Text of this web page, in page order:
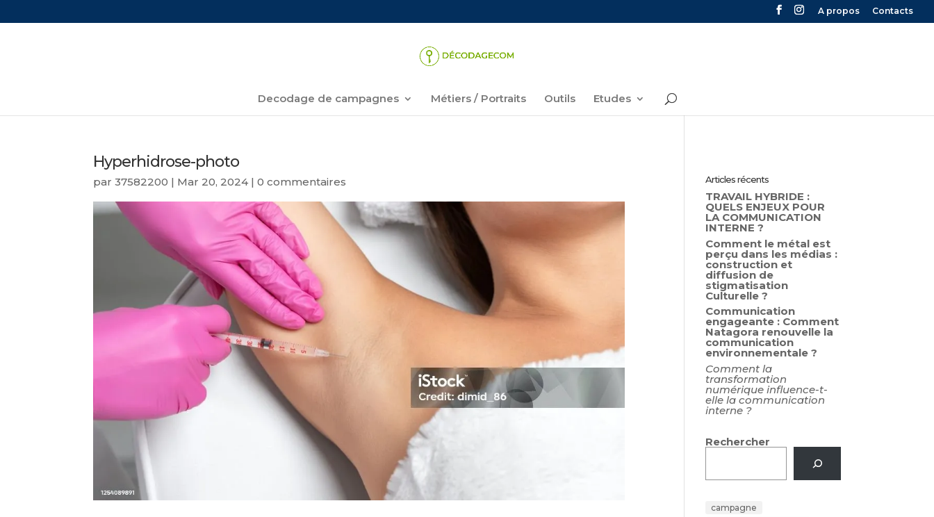
A propos Contacts
Decodage de campagnes Métiers / Portraits Outils Etudes
Hyperhidrose-photo
par37582200 | Mar 20, 2024 |0 commentaires Articles récents
TRAVAIL HYBRIDE :
QUELS ENJEUX POUR
LA COMMUNICATION
INTERNE ?
Comment le métal est
perçu dans les médias :
construction et
diffusion de
stigmatisation
Culturelle ?
Communication
engageante : Comment
Natagora renouvelle la
communication
environnementale ?
Comment la
transformation
numérique influence-t-
elle la communication
interne ?
Rechercher
campagne